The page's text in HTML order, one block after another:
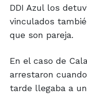
DDI Azul los
vinculados
que son pareja.
En el caso de
arrestaron
tarde llegaba a